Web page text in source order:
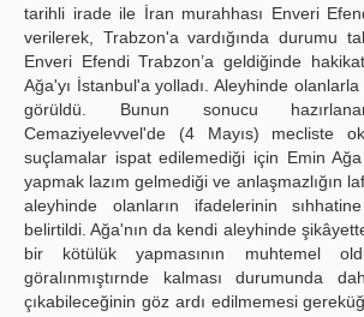
tarihli irade ile İran murahhası Enveri
verilerek, Trabzon'a vardığında durumu
Enveri Efendi Trabzon’a geldiğinde
Ağa'yı İstanbul'a yolladı. Aleyhinde
görüldü. Bunun sonucu
Cemaziyelevvel'de (4 Mayıs) mecliste
suçlamalar ispat edilemediği için Emin
yapmak lazım gelmediği ve anlaşmazlığın
aleyhinde olanların ifadelerinin
belirtildi. Ağa'nın da kendi aleyhinde
bir kötülük yapmasının muhtemel
göralınmıştırnde kalması durumunda
çıkabileceğinin göz ardı edilmemesi